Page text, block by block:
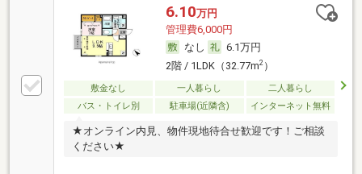
6.10万円
管理費6,000円
なし
6.1万円
2階 / 1LDK（32.77m2）
敷金なし 一人暮らし
二人暮らし
バス・トイレ別
駐車場(近隣含) インターネット無料
★オンライン内見、物件現地待合せ歓迎です！ご相談
ください★